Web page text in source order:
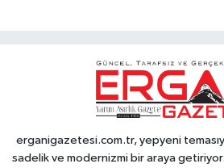
erganigazetesi.com.tr, yepyeni
sadelik ve modernizmi bir araya